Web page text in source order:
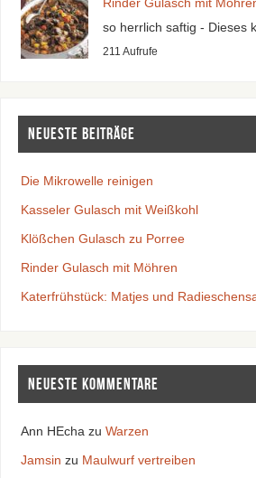
so herrlich saftig - Dieses
211 Aufrufe
Neueste Beiträge
Die Mikrowelle reinigen
Kasseler Gulasch mit Weißkohl
Klößchen Gulasch zu Porree
Rinder Gulasch mit Möhren
Katerfrühstück: Matjes und
Neueste Kommentare
Ann HEcha zu Warzen
Jamsin zu Maulwurf vertreiben